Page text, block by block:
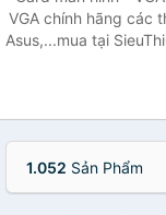
VGA chính hãng các
Asus,...mua tại
1.052 Sản Phẩm